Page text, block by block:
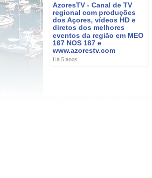
AzoresTV - Canal de TV
regional com produções
dos Açores, vídeos HD e
diretos dos melhores
eventos da região em MEO
167 NOS 187 e
www.azorestv.com
Há 5 anos